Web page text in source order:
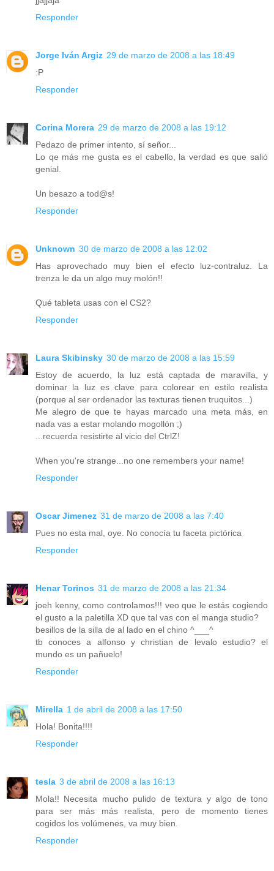
Responder
Jorge Iván Argiz 29 de marzo de 2008 a las 18:49
:P
Responder
Corina Morera 29 de marzo de 2008 a las 19:12
Pedazo de primer intento, sí señor...
Lo qe más me gusta es el cabello, la verdad es que salió
genial.
Un besazo a tod@s!
Responder
Unknown 30 de marzo de 2008 a las 12:02
Has aprovechado muy bien el efecto luz-contraluz. La
trenza le da un algo muy molón!!
Qué tableta usas con el CS2?
Responder
Laura Skibinsky 30 de marzo de 2008 a las 15:59
Estoy de acuerdo, la luz está captada de maravilla, y
dominar la luz es clave para colorear en estilo realista
(porque al ser ordenador las texturas tienen truquitos...)
Me alegro de que te hayas marcado una meta más, en
nada vas a estar molando mogollón ;)
...recuerda resistirte al vicio del CtrlZ!
When you're strange...no one remembers your name!
Responder
Oscar Jimenez 31 de marzo de 2008 a las 7:40
Pues no esta mal, oye. No conocía tu faceta pictórica
Responder
Henar Torinos 31 de marzo de 2008 a las 21:34
joeh kenny, como controlamos!!! veo que le estás cogiendo
el gusto a la paletilla XD que tal vas con el manga studio?
besillos de la silla de al lado en el chino ^___^
tb conoces a alfonso y christian de levalo estudio? el
mundo es un pañuelo!
Responder
Mirella 1 de abril de 2008 a las 17:50
Hola! Bonita!!!!
Responder
tesla 3 de abril de 2008 a las 16:13
Mola!! Necesita mucho pulido de textura y algo de tono
para ser más más realista, pero de momento tienes
cogidos los volúmenes, va muy bien.
Responder